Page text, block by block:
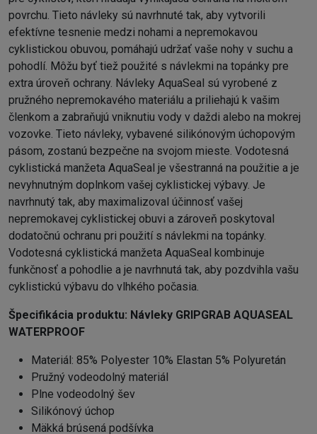
povrchu. Tieto návleky sú navrhnuté tak, aby vytvorili
efektívne tesnenie medzi nohami a nepremokavou
cyklistickou obuvou, pomáhajú udržať vaše nohy v suchu a
pohodlí. Môžu byť tiež použité s návlekmi na topánky pre
extra úroveň ochrany. Návleky AquaSeal sú vyrobené z
pružného nepremokavého materiálu a priliehajú k vašim
členkom a zabraňujú vniknutiu vody v daždi alebo na mokrej
vozovke. Tieto návleky, vybavené silikónovým úchopovým
pásom, zostanú bezpečne na svojom mieste. Vodotesná
cyklistická manžeta AquaSeal je všestranná na použitie a je
nevyhnutným doplnkom vašej cyklistickej výbavy. Je
navrhnutý tak, aby maximalizoval účinnosť vašej
nepremokavej cyklistickej obuvi a zároveň poskytoval
dodatočnú ochranu pri použití s ​​návlekmi na topánky.
Vodotesná cyklistická manžeta AquaSeal kombinuje
funkčnosť a pohodlie a je navrhnutá tak, aby pozdvihla vašu
cyklistickú výbavu do vlhkého počasia.
Špecifikácia produktu: Návleky GRIPGRAB AQUASEAL
WATERPROOF
Materiál: 85% Polyester 10% Elastan 5% Polyuretán
Pružný vodeodolný materiál
Plne vodeodolný šev
Silikónový úchop
Mäkká brúsená podšívka